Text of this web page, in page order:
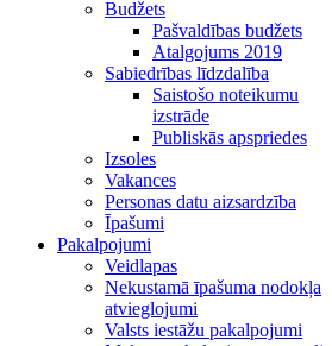
Budžets
Pašvaldības budžets
Atalgojums 2019
Sabiedrības līdzdalība
Saistošo noteikumu
izstrāde
Publiskās apspriedes
Izsoles
Vakances
Personas datu aizsardzība
Īpašumi
Pakalpojumi
Veidlapas
Nekustamā īpašuma nodokļa
atvieglojumi
Valsts iestāžu pakalpojumi